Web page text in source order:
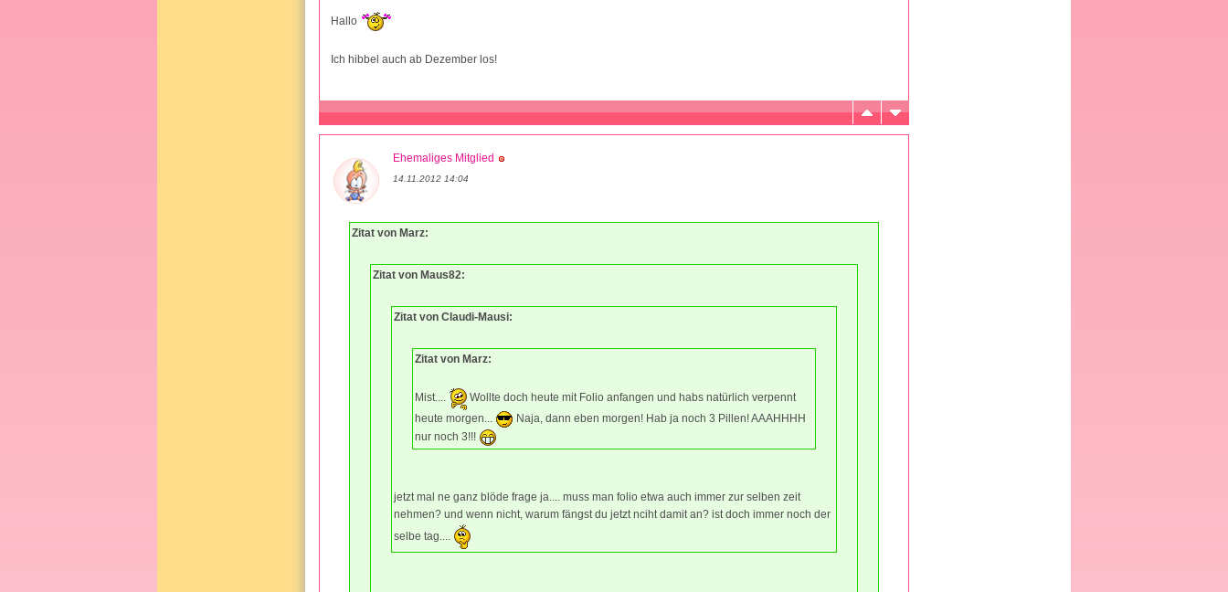
Hallo
Ich hibbel auch ab Dezember los!
Ehemaliges Mitglied
14.11.2012 14:04
Zitat von Marz:
Zitat von Maus82:
Zitat von Claudi-Mausi:
Zitat von Marz:
Mist....
Wollte doch heute mit Folio anfangen und habs natürlich verpennt
heute morgen...
Naja, dann eben morgen! Hab ja noch 3 Pillen! AAAHHHH
nur noch 3!!!
jetzt mal ne ganz blöde frage ja.... muss man folio etwa auch immer zur selben zeit
nehmen? und wenn nicht, warum fängst du jetzt nciht damit an? ist doch immer noch der
selbe tag....